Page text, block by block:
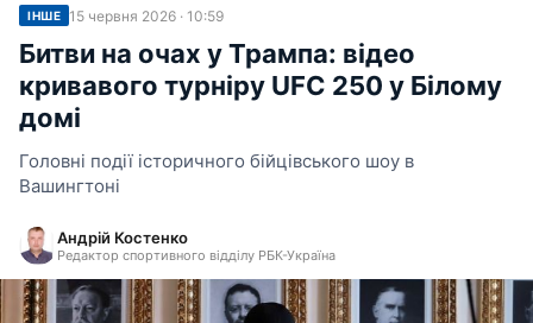
ІНШЕ 15 червня 2026 · 10:59
Битви на очах у Трампа: відео
кривавого турніру UFC 250 у Білому
домі
Головні події історичного бійцівського шоу в
Вашингтоні
Андрій Костенко
Редактор спортивного відділу РБК-Україна